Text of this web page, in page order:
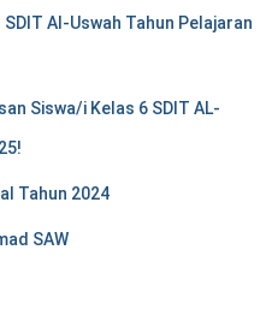
Al-Uswah Tahun Pelajaran
Siswa/i Kelas 6 SDIT AL-
Tahun 2024
SAW